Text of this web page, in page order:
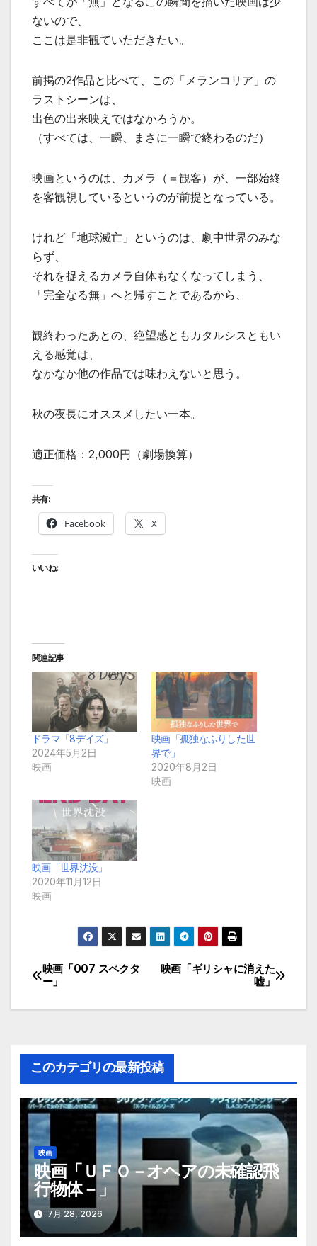
ないので、
ここは是非観ていただきたい。
前掲の2作品と比べて、この「メランコリア」の
ラストシーンは、
出色の出来映えではなかろうか。
（すべては、一瞬、まさに一瞬で終わるのだ）
映画というのは、カメラ（＝観客）が、一部始終
を客観視しているというのが前提となっている。
けれど「地球滅亡」というのは、劇中世界のみな
らず、
それを捉えるカメラ自体もなくなってしまう、
「完全なる無」へと帰すことであるから、
観終わったあとの、絶望感ともカタルシスともい
える感覚は、
なかなか他の作品では味わえないと思う。
秋の夜長にオススメしたい一本。
適正価格：2,000円（劇場換算）
共有:
Facebook X
いいね:
関連記事
ドラマ「8デイズ」
2024年5月2日
映画
映画「孤独なふりした世
界で」
2020年8月2日
映画
映画「世界沈没」
2020年11月12日
映画
投
稿
ビ
ゲ
ー
シ
ョ
ン
映画「ギリシャに消えた
嘘」
映画「007 スペクタ
ー」
このカテゴリの最新投稿
映画
映画「ＵＦＯ－オヘアの未確認飛
行物体－」
7月 28, 2026